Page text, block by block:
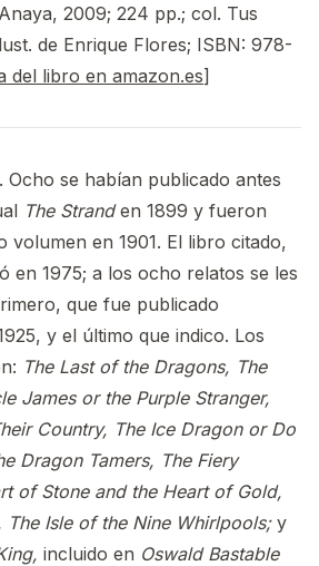
2009; 224 pp.; col. Tus
de Enrique Flores; ISBN: 978-
del libro en amazon.es]
Ocho se habían publicado antes
The Stranden 1899 y fueron
volumen en 1901. El libro citado,
en 1975; a los ocho relatos se les
que fue publicado
y el último que indico. Los
The Last of the Dragons, The
James or the Purple Stranger,
Country, The Ice Dragon or Do
Dragon Tamers, The Fiery
of Stone and the Heart of Gold,
The Isle of the Nine Whirlpools; y
incluido en Oswald Bastable